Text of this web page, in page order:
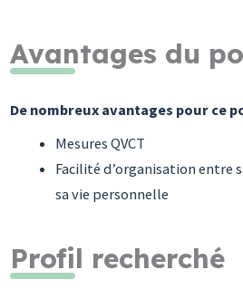
Avantages du
De nombreux avantages pour ce
Mesures QVCT
Facilité d’organisation entre
sa vie personnelle
Profil recherché